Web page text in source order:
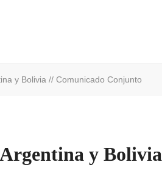
y Bolivia // Comunicado Conjunto
y Bolivia